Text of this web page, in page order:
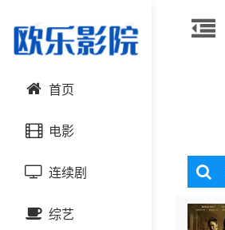
首页
电影
动作片
喜剧片
连续剧
国产剧综艺